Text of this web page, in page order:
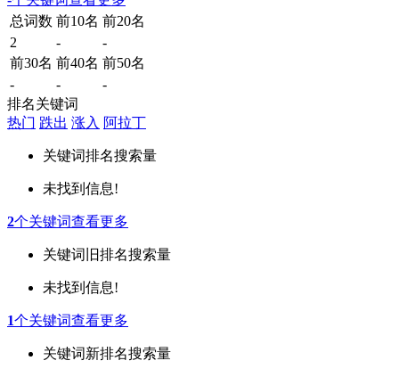
总词数 前10名 前20名
2
-
-
前30名 前40名 前50名
-
-
-
排名关键词
热门 跌出 涨入 阿拉丁
关键词排名搜索量
未找到信息!
2个关键词查看更多
关键词 旧排名搜索量
未找到信息!
1个关键词查看更多
关键词新排名搜索量